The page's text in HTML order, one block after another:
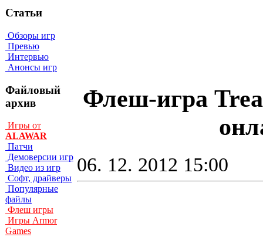
Статьи
Обзоры игр
Превью
Интервью
Анонсы игр
Файловый
архив
Игры от
ALAWAR
Патчи
Демоверсии игр
Видео из игр
Софт, драйверы
Популярные
файлы
Флеш игры
Игры Armor
Games
Флеш-игра
06. 12. 2012 15:00